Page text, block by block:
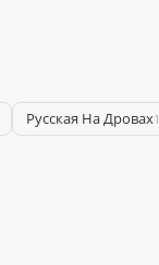
Русская На Дровах1